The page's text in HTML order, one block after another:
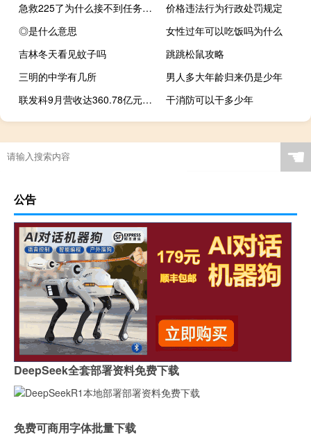
急救225了为什么接不到任务（急救225 300）
价格违法行为行政处罚规定
◎是什么意思
女性过年可以吃饭吗为什么
吉林冬天看见蚊子吗
跳跳松鼠攻略
三明的中学有几所
男人多大年龄归来仍是少年
联发科9月营收达360.78亿元新台币 同比下降36.23%
干消防可以干多少年
☚
公告
DeepSeek全套部署资料免费下载
免费可商用字体批量下载